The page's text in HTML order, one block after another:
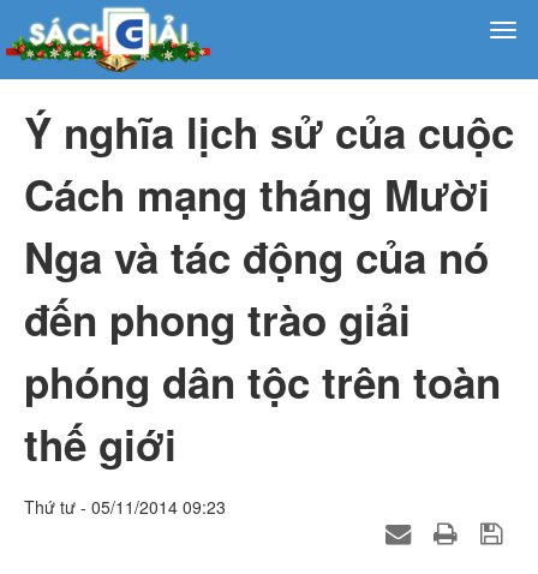
Ý nghĩa lịch sử của cuộc
Cách mạng tháng Mười
Nga và tác động của nó
đến phong trào giải
phóng dân tộc trên toàn
thế giới
Thứ tư - 05/11/2014 09:23